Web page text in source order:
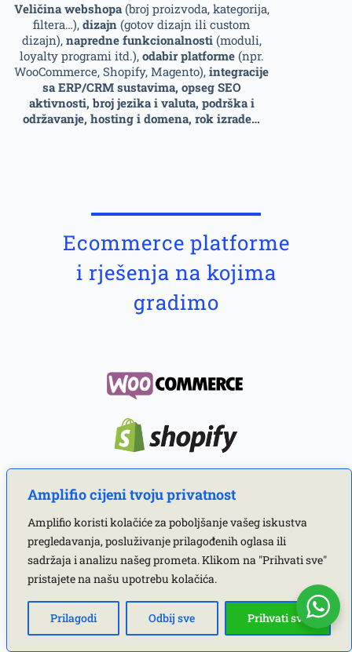
Amplifio cijeni tvoju privatnost
Amplifio koristi kolačiće za poboljšanje vašeg iskustva
pregledavanja, posluživanje prilagođenih oglasa ili
sadržaja i analizu našeg prometa. Klikom na "Prihvati sve"
pristajete na našu upotrebu kolačića.
Prilagodi Odbij sve Prihvati sve
Veličina webshopa(broj proizvoda, kategorija,
filtera…), dizajn (gotov dizajn ili custom
dizajn), napredne funkcionalnosti (moduli,
loyalty programi itd.), odabir platforme (npr.
WooCommerce, Shopify, Magento), integracije
sa ERP/CRM sustavima, opseg SEO
aktivnosti, broj jezika i valuta, podrška i
održavanje, hosting i domena, rok izrade…
Ecommerce platforme
i rješenja na kojima
gradimo